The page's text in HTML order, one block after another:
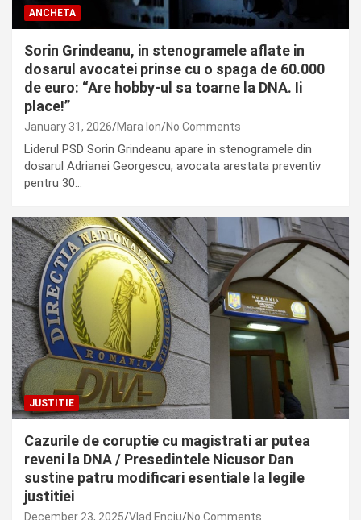
ANCHETA
Sorin Grindeanu, in stenogramele aflate in
dosarul avocatei prinse cu o spaga de 60.000
de euro: “Are hobby-ul sa toarne la DNA. Ii
place!”
January 31, 2026 Mara Ion No Comments
Liderul PSD Sorin Grindeanu apare in stenogramele din
dosarul Adrianei Georgescu, avocata arestata preventiv
pentru 30…
JUSTITIE
Cazurile de coruptie cu magistrati ar putea
reveni la DNA / Presedintele Nicusor Dan
sustine patru modificari esentiale la legile
justitiei
December 23, 2025 Vlad Enciu No Comments